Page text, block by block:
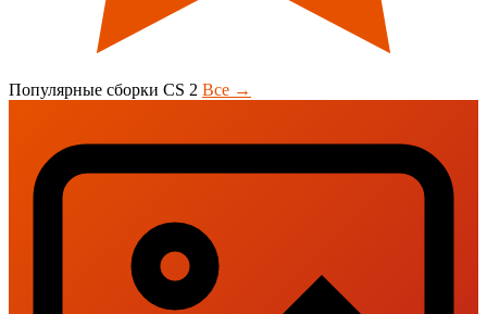
Популярные сборки CS 2 Все →